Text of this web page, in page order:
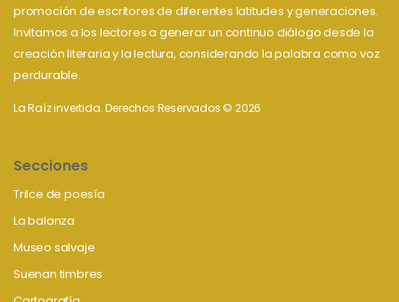
promoción de escritores de diferentes latitudes y generaciones.
Invitamos a los lectores a generar un continuo diálogo desde la
creación literaria y la lectura, considerando la palabra como voz
perdurable.
La Raíz invertida. Derechos Reservados © 2026
Secciones
Trilce de poesía
La balanza
Museo salvaje
Suenan timbres